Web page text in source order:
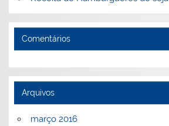
Comentários
Arquivos
março 2016